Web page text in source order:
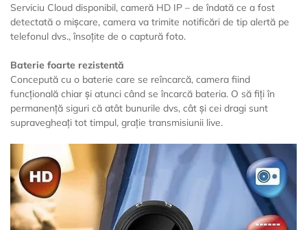
Serviciu Cloud disponibil, cameră HD IP – de îndată ce a fost
detectată o mișcare, camera va trimite notificări de tip alertă pe
telefonul dvs., însoțite de o captură foto.
Baterie foarte rezistentă
Concepută cu o baterie care se reîncarcă, camera fiind
funcțională chiar și atunci când se încarcă bateria. O să fiți în
permanență siguri că atât bunurile dvs, cât și cei dragi sunt
supravegheați tot timpul, grație transmisiunii live.